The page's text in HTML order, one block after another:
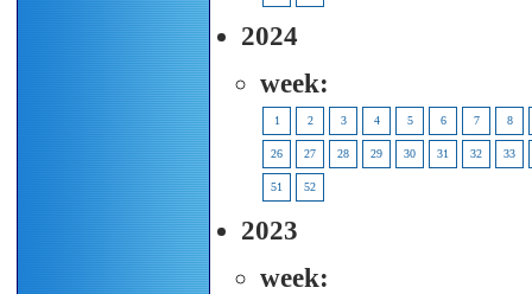
2024
week:
1 2 3 4 5 6 7 8
26 27 28 29 30 31 32 33
51 52
2023
week: